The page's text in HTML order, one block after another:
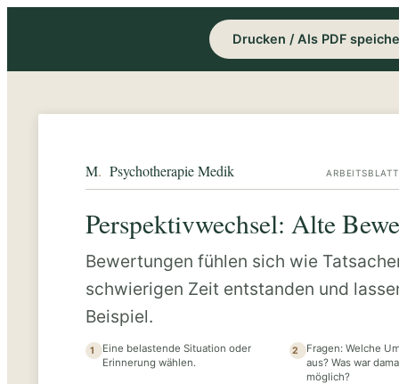
Drucken / Als PDF
M. Psychotherapie Medik
Perspektivwechsel: Alte
Bewertungen fühlen sich wie
schwierigen Zeit entstanden und
Beispiel.
1
Eine belastende Situation oder
Erinnerung wählen.
2
Fragen: Welche
aus? Was war
möglich?